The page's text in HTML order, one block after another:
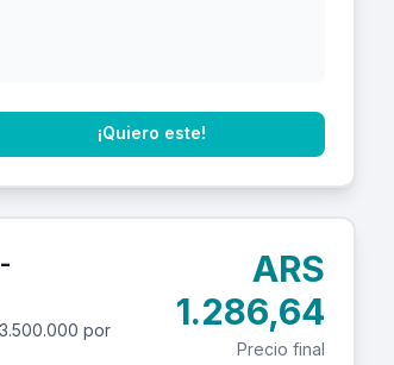
¡Quiero este!
por
ARS
1.286,64
Precio final